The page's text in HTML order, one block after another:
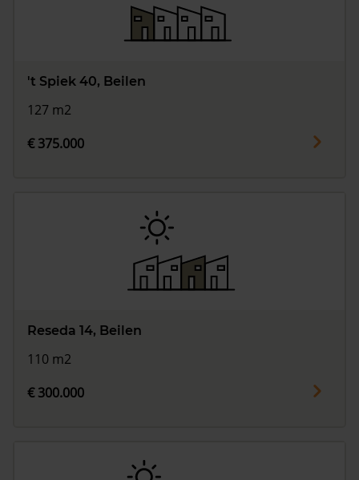
't Spiek 40, Beilen
127 m2
€ 375.000
Reseda 14, Beilen
110 m2
€ 300.000